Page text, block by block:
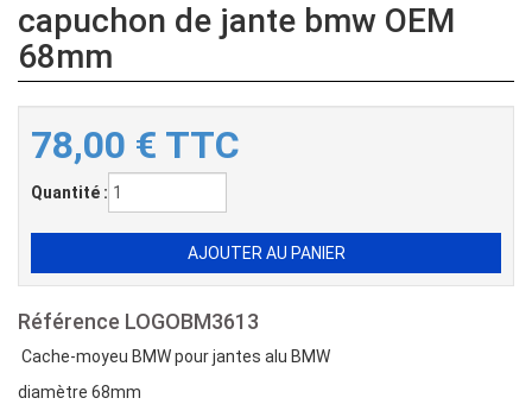
capuchon de jante bmw OEM
68mm
78,00 € TTC
Quantité :
Référence LOGOBM3613
Cache-moyeu BMW pour jantes alu BMW
diamètre 68mm